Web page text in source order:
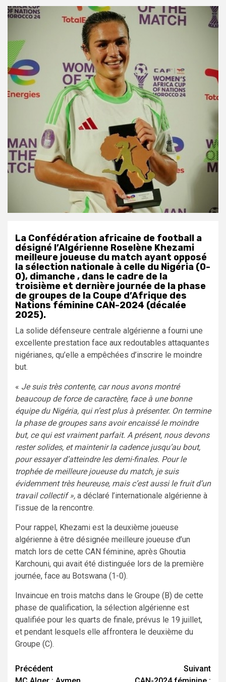
La Confédération africaine de football a
désigné l’Algérienne Roselène Khezami
meilleure joueuse du match ayant opposé
la sélection nationale à celle du Nigéria (0-
0), dimanche , dans le cadre de la
troisième et dernière journée de la phase
de groupes de la Coupe d’Afrique des
Nations féminine CAN-2024 (décalée
2025).
La solide défenseure centrale algérienne a fourni une
excellente prestation face aux redoutables attaquantes
nigérianes, qu’elle a empêchées d’inscrire le moindre
but.
« Je suis très contente, car nous avons montré
beaucoup de force de caractère, face à une bonne
équipe du Nigéria, qui n’est plus à présenter. On termine
la phase de groupes sans avoir encaissé le moindre
but, ce qui est vraiment parfait. A présent, nous devons
rester solides, et maintenir la cadence jusqu’au bout,
pour essayer d’atteindre les demi-finales. Pour le
trophée de meilleure joueuse du match, je suis
évidemment très heureuse, mais c’est aussi le fruit d’un
travail collectif », a déclaré l’internationale algérienne à
l’issue de la rencontre.
Pour rappel, Khezami est la deuxième joueuse
algérienne à être désignée meilleure joueuse d’un
match lors de cette CAN féminine, après Ghoutia
Karchouni, qui avait été distinguée lors de la première
journée, face au Botswana (1-0).
Invaincue en trois matchs dans le Groupe (B) de cette
phase de qualification, la sélection algérienne est
qualifiée pour les quarts de finale, prévus le 19 juillet,
et pendant lesquels elle affrontera le deuxième du
Groupe (C).
Navigation
Précédent
Suivant